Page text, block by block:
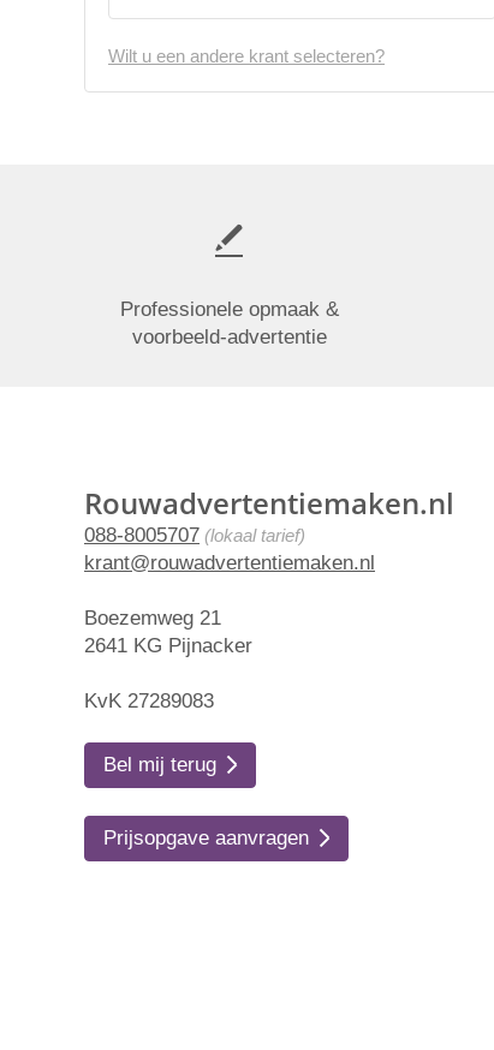
Wilt u een andere krant selecteren?
Professionele opmaak &
voorbeeld-advertentie
Rouwadvertentiemaken.nl
088-8005707 (lokaal tarief)
krant@rouwadvertentiemaken.nl
Boezemweg 21
2641 KG Pijnacker
KvK 27289083
Bel mij terug
Prijsopgave aanvragen